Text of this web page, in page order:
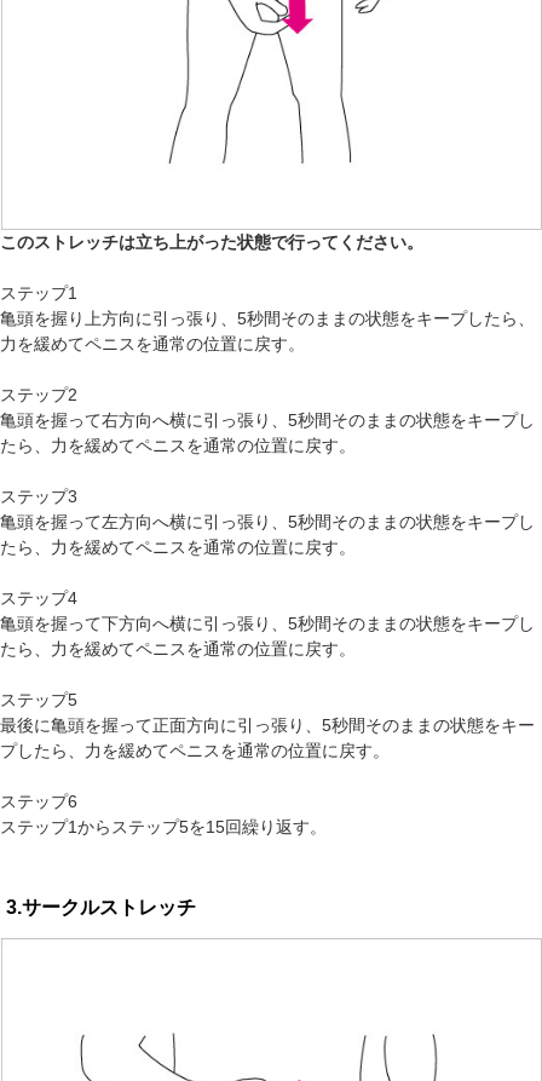
このストレッチは立ち上がった状態で行ってください。
ステップ1
亀頭を握り上方向に引っ張り、5秒間そのままの状態をキープしたら、
力を緩めてペニスを通常の位置に戻す。
ステップ2
亀頭を握って右方向へ横に引っ張り、5秒間そのままの状態をキープし
たら、力を緩めてペニスを通常の位置に戻す。
ステップ3
亀頭を握って左方向へ横に引っ張り、5秒間そのままの状態をキープし
たら、力を緩めてペニスを通常の位置に戻す。
ステップ4
亀頭を握って下方向へ横に引っ張り、5秒間そのままの状態をキープし
たら、力を緩めてペニスを通常の位置に戻す。
ステップ5
最後に亀頭を握って正面方向に引っ張り、5秒間そのままの状態をキー
プしたら、力を緩めてペニスを通常の位置に戻す。
ステップ6
ステップ1からステップ5を15回繰り返す。
3.サークルストレッチ